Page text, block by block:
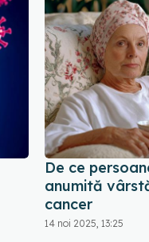
De ce
anumită
cancer
14 noi 2025, 13:25